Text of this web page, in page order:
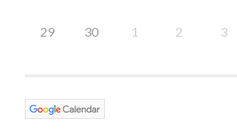
29 30 1 2 3